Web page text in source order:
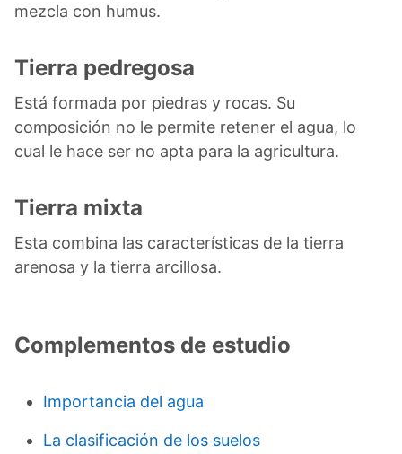
mezcla con humus.
Tierra pedregosa
Está formada por piedras y rocas. Su
composición no le permite retener el agua, lo
cual le hace ser no apta para la agricultura.
Tierra mixta
Esta combina las características de la tierra
arenosa y la tierra arcillosa.
Complementos de estudio
Importancia del agua
La clasificación de los suelos